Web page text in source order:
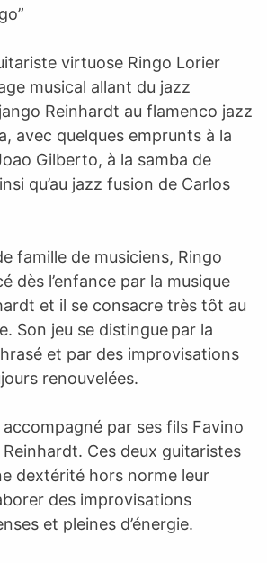
virtuose Ringo Lorier
musical allant du jazz
Reinhardt au flamenco jazz
avec quelques emprunts à la
Gilberto, à la samba de
qu’au jazz fusion de Carlos
famille de musiciens, Ringo
dès l’enfance par la musique
et il se consacre très tôt au
Son jeu se distingue par la
et par des improvisations
renouvelées.
par ses fils Favino
Ces deux guitaristes
dextérité hors norme leur
des improvisations
et pleines d’énergie.